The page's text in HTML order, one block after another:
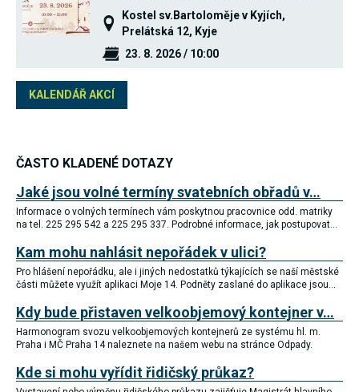
Kostel sv.Bartoloměje v Kyjích,
Prelátská 12, Kyje
23. 8. 2026 / 10:00
KALENDÁŘ AKCÍ
ČASTO KLADENÉ DOTAZY
Jaké jsou volné termíny svatebních obřadů v…
Informace o volných termínech vám poskytnou pracovnice odd. matriky
na tel. 225 295 542 a 225 295 337. Podrobné informace, jak postupovat…
Kam mohu nahlásit nepořádek v ulici?
Pro hlášení nepořádku, ale i jiných nedostatků týkajících se naší městské
části můžete využít aplikaci Moje 14. Podněty zaslané do aplikace jsou…
Kdy bude přistaven velkoobjemový kontejner v…
Harmonogram svozu velkoobjemových kontejnerů ze systému hl. m.
Praha i MČ Praha 14 naleznete na našem webu na stránce Odpady.
Kde si mohu vyřídit řidičský průkaz?
cookies
třetích subjektů.
Díky tomu můžeme
vytvářet profily
založené na Vašich
pseudonymizované
profily. Na základě
těchto informací
není zpravidla
bezprostřední
identifikace Vaší
osoby, protože jsou
pseudonymizované
údaje. Pokud